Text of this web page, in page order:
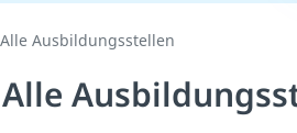
Alle Ausbildungsstellen